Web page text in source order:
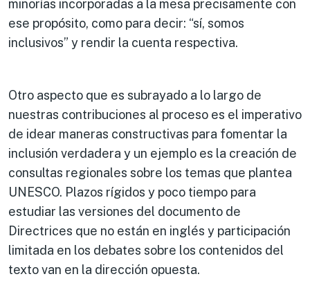
minorías incorporadas a la mesa precisamente con
ese propósito, como para decir: “sí, somos
inclusivos” y rendir la cuenta respectiva.
Otro aspecto que es subrayado a lo largo de
nuestras contribuciones al proceso es el imperativo
de idear maneras constructivas para fomentar la
inclusión verdadera y un ejemplo es la creación de
consultas regionales sobre los temas que plantea
UNESCO. Plazos rígidos y poco tiempo para
estudiar las versiones del documento de
Directrices que no están en inglés y participación
limitada en los debates sobre los contenidos del
texto van en la dirección opuesta.